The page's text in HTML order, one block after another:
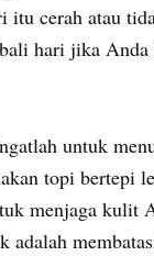
itu cerah atau
hari jika Anda
untuk
topi bertepi
menjaga kulit
adalah